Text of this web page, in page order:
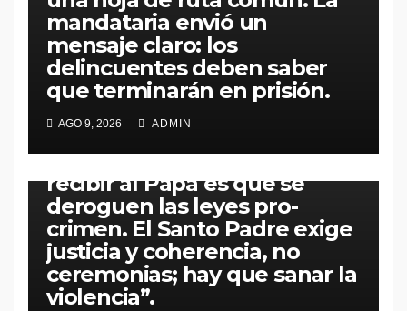
mandataria envió un
mensaje claro: los
delincuentes deben saber
que terminarán en prisión.
AGO 9, 2026 ADMIN
PERÚ POLÍTICA
Arzobispo Carlos Castillo:
“Presidenta Fujimori, la
mejor preparación para
recibir al Papa es que se
deroguen las leyes pro-
crimen. El Santo Padre exige
justicia y coherencia, no
ceremonias; hay que sanar la
violencia”.